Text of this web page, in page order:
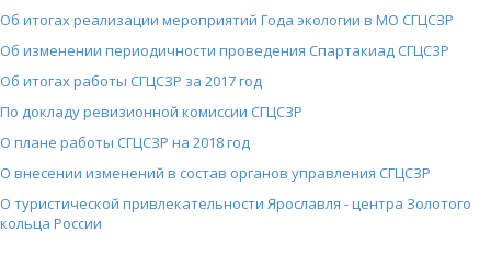
Об итогах реализации мероприятий Года экологии в МО СГЦСЗР
Об изменении периодичности проведения Спартакиад СГЦСЗР
Об итогах работы СГЦСЗР за 2017 год
По докладу ревизионной комиссии СГЦСЗР
О плане работы СГЦСЗР на 2018 год
О внесении изменений в состав органов управления СГЦСЗР
О туристической привлекательности Ярославля - центра Золотого
кольца России